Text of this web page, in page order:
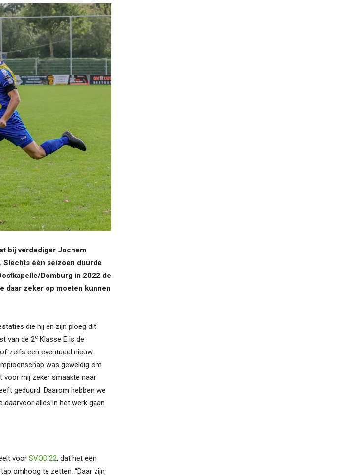
bij verdediger Jochem
Slechts één seizoen duurde
Domburg in 2022 de
daar zeker op moeten kunnen
die hij en zijn ploeg dit
van de 2e Klasse E is de
zelfs een eventueel nieuw
was geweldig om
voor mij zeker smaakte naar
geduurd. Daarom hebben we
daarvoor alles in het werk gaan
voor SVOD’22, dat het een
omhoog te zetten. “Daar zijn